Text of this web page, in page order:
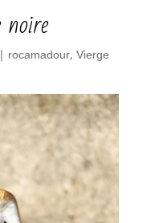
rocamadour, Vierge